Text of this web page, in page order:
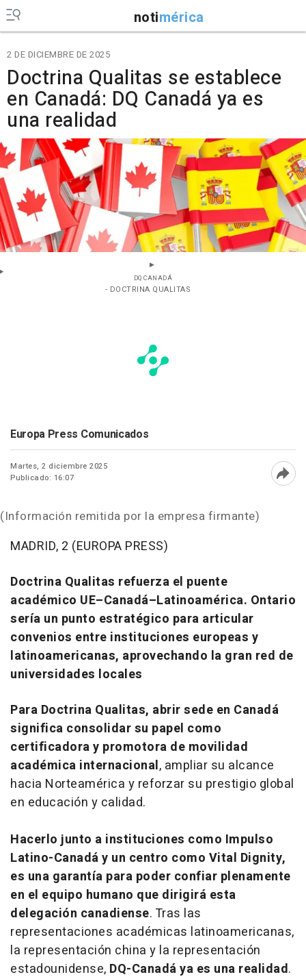
notimérica
2 DE DICIEMBRE DE 2025
Doctrina Qualitas se establece
en Canadá: DQ Canadá ya es
una realidad
DQ CANADÁ
- DOCTRINA QUALITAS
Europa Press Comunicados
Martes, 2 diciembre 2025
Publicado: 16:07
(Información remitida por la empresa firmante)
MADRID, 2 (EUROPA PRESS)
Doctrina Qualitas refuerza el puente
académico UE–Canadá–Latinoamérica. Ontario
sería un punto estratégico para articular
convenios entre instituciones europeas y
latinoamericanas, aprovechando la gran red de
universidades locales
Para Doctrina Qualitas, abrir sede en Canadá
significa consolidar su papel como
certificadora y promotora de movilidad
académica internacional, ampliar su alcance
hacia Norteamérica y reforzar su prestigio global
en educación y calidad.
Hacerlo junto a instituciones como Impulso
Latino-Canadá y un centro como Vital Dignity,
es una garantía para poder confiar plenamente
en el equipo humano que dirigirá esta
delegación canadiense. Tras las
representaciones académicas latinoamericanas,
la representación china y la representación
estadounidense, DQ-Canadá ya es una realidad.